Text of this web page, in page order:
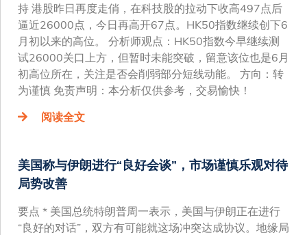
持 港股昨日再度走俏，在科技股的拉动下收高497点后
逼近26000点，今日再高开67点。HK50指数继续创下6
月初以来的高位。 分析师观点：HK50指数今早继续测
试26000关口上方，但暂时未能突破，留意该位也是6月
初高位所在，关注是否会削弱部分短线动能。 方向：转
为谨慎 免责声明：本分析仅供参考，交易愉快！
阅读全文
美国称与伊朗进行“良好会谈”，市场谨慎乐观对待
局势改善
要点 * 美国总统特朗普周一表示，美国与伊朗正在进行
“良好的对话”，双方有可能就这场冲突达成协议。地缘局